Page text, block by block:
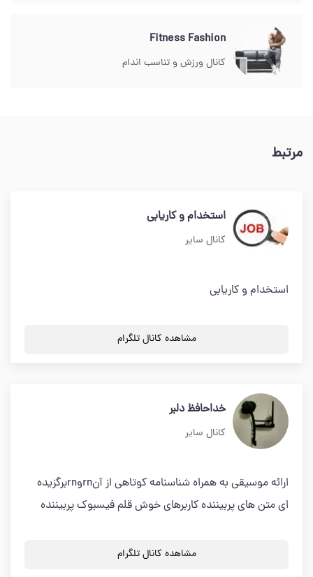
Fitness Fashion
کانال ورزش و تناسب اندام
مرتبط
استخدام و کاریابی
کانال سایر
استخدام و کاریابی
مشاهده کانال تلگرام
خداحافظ دلبر
کانال سایر
ارائه موسيقى به همراه شناسنامه كوتاهى از آنrnوrnبرگزيده
اى متن هاى پربيننده كاربرهاى خوش قلم فيسبوك پربيننده
مشاهده کانال تلگرام